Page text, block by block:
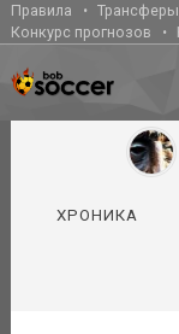
Правила Трансферы
Конкурс прогнозов
ХРОНИКА